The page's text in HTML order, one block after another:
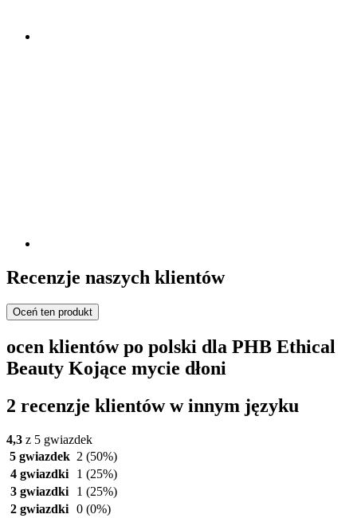
Recenzje naszych klientów
Oceń ten produkt
ocen klientów po polski dla PHB Ethical
Beauty Kojące mycie dłoni
2 recenzje klientów w innym języku
4,3 z 5 gwiazdek
5 gwiazdek 2 (50%)
4 gwiazdki
1 (25%)
3 gwiazdki
1 (25%)
2 gwiazdki 0 (0%)